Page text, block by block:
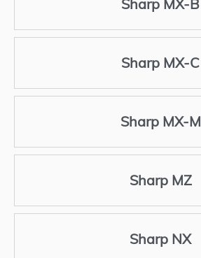
Sharp MX-B
Sharp MX-C
Sharp MX-M
Sharp MZ
Sharp NX